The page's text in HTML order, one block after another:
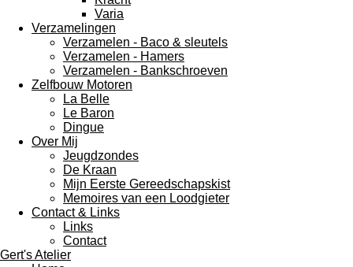
Varia
Verzamelingen
Verzamelen - Baco & sleutels
Verzamelen - Hamers
Verzamelen - Bankschroeven
Zelfbouw Motoren
La Belle
Le Baron
Dingue
Over Mij
Jeugdzondes
De Kraan
Mijn Eerste Gereedschapskist
Memoires van een Loodgieter
Contact & Links
Links
Contact
Gert's Atelier